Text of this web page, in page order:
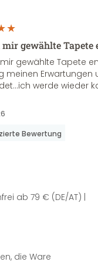
mir gewählte
gewählte Tapete
meinen Erwartungen
werde wieder
Bewertung
ab 79 € (DE/AT) |
die Ware